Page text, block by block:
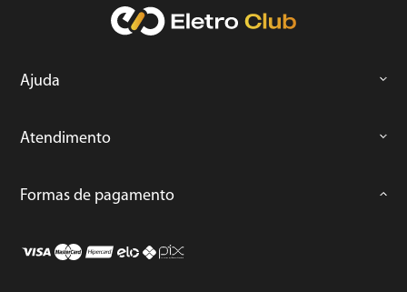
Ajuda
Atendimento
Formas de pagamento